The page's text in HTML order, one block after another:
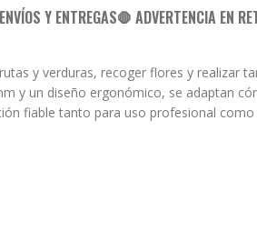
Y ENTREGAS🛑 ADVERTENCIA EN
y verduras, recoger flores y realizar
y un diseño ergonómico, se adaptan
fiable tanto para uso profesional